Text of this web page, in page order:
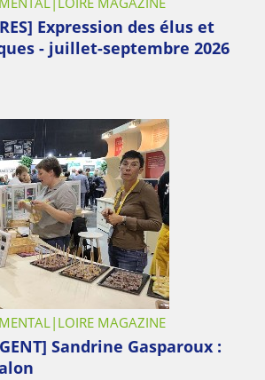
Expression des élus et
- juillet-septembre 2026
LOIRE MAGAZINE
Sandrine Gasparoux :